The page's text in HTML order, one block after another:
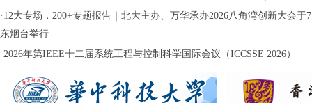
· 12大专场，200+专题报告｜北大主办、万华承办2026八角湾创新大会于
东烟台举行
·2026年第IEEE十二届系统工程与控制科学国际会议（ICCSSE 2026）